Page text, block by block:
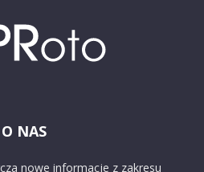
O NAS
nowe informacje z zakresu